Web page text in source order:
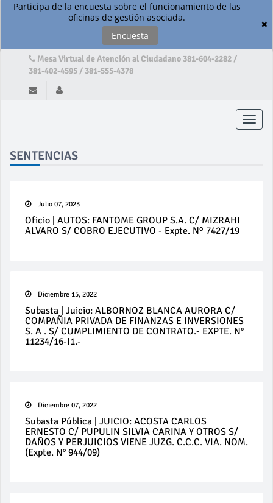
Participa de la encuesta sobre el funcionamiento de las
oficinas de gestión asociada.
Encuesta
✖
Mesa Virtual de Atención al Ciudadano 381-604-2282 /
381-402-4595 / 381-555-4378
Toggle
SENTENCIAS
Julio 07, 2023
Oficio | AUTOS: FANTOME GROUP S.A. C/ MIZRAHI
ALVARO S/ COBRO EJECUTIVO - Expte. Nº 7427/19
Diciembre 15, 2022
Subasta | Juicio: ALBORNOZ BLANCA AURORA C/
COMPAÑIA PRIVADA DE FINANZAS E INVERSIONES
S. A . S/ CUMPLIMIENTO DE CONTRATO.- EXPTE. N°
11234/16-I1.-
Diciembre 07, 2022
Subasta Pública | JUICIO: ACOSTA CARLOS
ERNESTO C/ PUPULIN SILVIA CARINA Y OTROS S/
DAÑOS Y PERJUICIOS VIENE JUZG. C.C.C. VIA. NOM.
(Expte. N° 944/09)